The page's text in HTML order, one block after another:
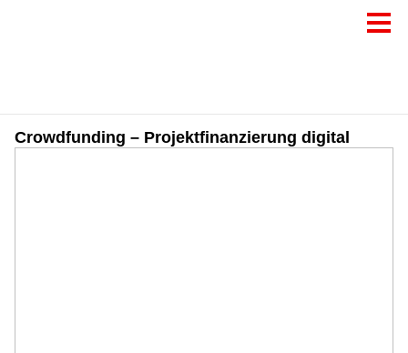
Crowdfunding – Projektfinanzierung digital